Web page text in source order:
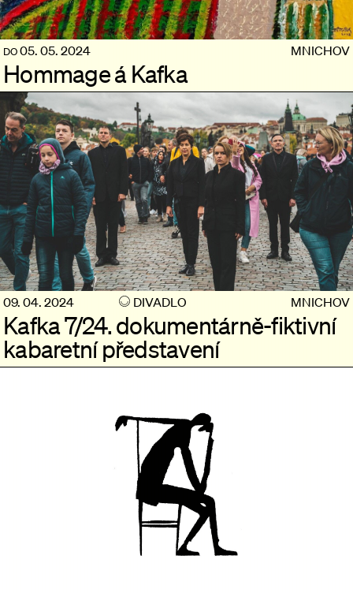
DO05. 05. 2024 MNICHOV
Hommage á Kafka
09. 04. 2024 DIVADLO MNICHOV
Kafka 7/24. dokumentárně-fiktivní
kabaretní představení